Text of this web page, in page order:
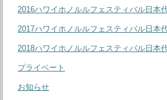
2016ハワイホノルルフェスティバル日本
2017ハワイホノルルフェスティバル日本
2018ハワイホノルルフェスティバル日本
プライベート
お知らせ